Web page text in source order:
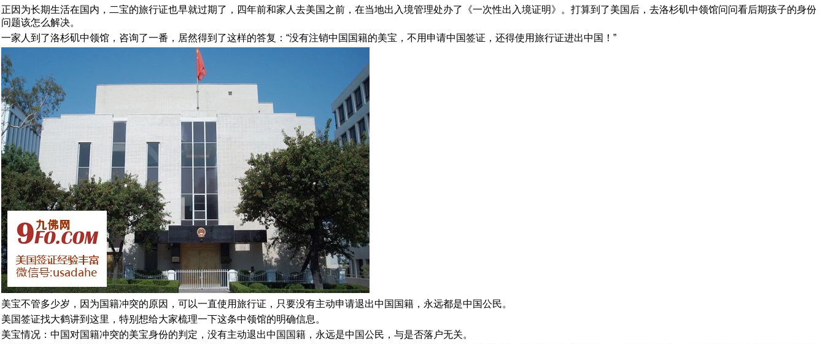
正因为长期生活在国内，二宝的旅行证也早就过期了，四年前和家人去美国之前，在当地出入境管理处办了《一次性出入境证明》。打算到了美国后，去洛杉矶中领馆问问看后期孩子的身份
问题该怎么解决。
一家人到了洛杉矶中领馆，咨询了一番，居然得到了这样的答复：“没有注销中国国籍的美宝，不用申请中国签证，还得使用旅行证进出中国！”
美宝不管多少岁，因为国籍冲突的原因，可以一直使用旅行证，只要没有主动申请退出中国国籍，永远都是中国公民。
美国签证找大鹤讲到这里，特别想给大家梳理一下这条中领馆的明确信息。
美宝情况：中国对国籍冲突的美宝身份的判定，没有主动退出中国国籍，永远是中国公民，与是否落户无关。